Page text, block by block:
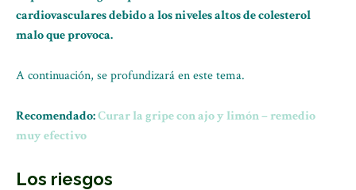
cardiovasculares debido a los niveles altos de colesterol
malo que provoca.
A continuación, se profundizará en este tema.
Recomendado:Curar la gripe con ajo y limón – remedio
muy efectivo
Los riesgos